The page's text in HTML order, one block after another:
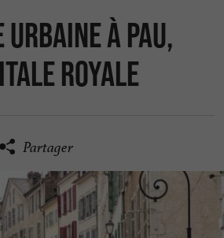
urbaine à Pau,
royale
Partager